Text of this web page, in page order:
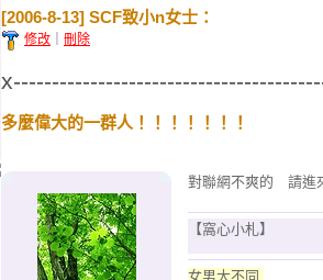
[2006-8-13] SCF致小n女士：
修改 刪除
多麼偉大的一群人！！！！！！！
對聯網不爽的 請進
【窩心小札】
女男大不同